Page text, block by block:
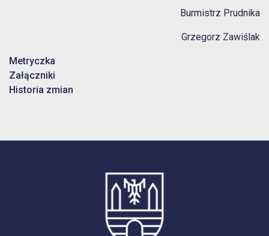
Burmistrz Prudnika
Grzegorz Zawiślak
Metryczka
Załączniki
Historia zmian